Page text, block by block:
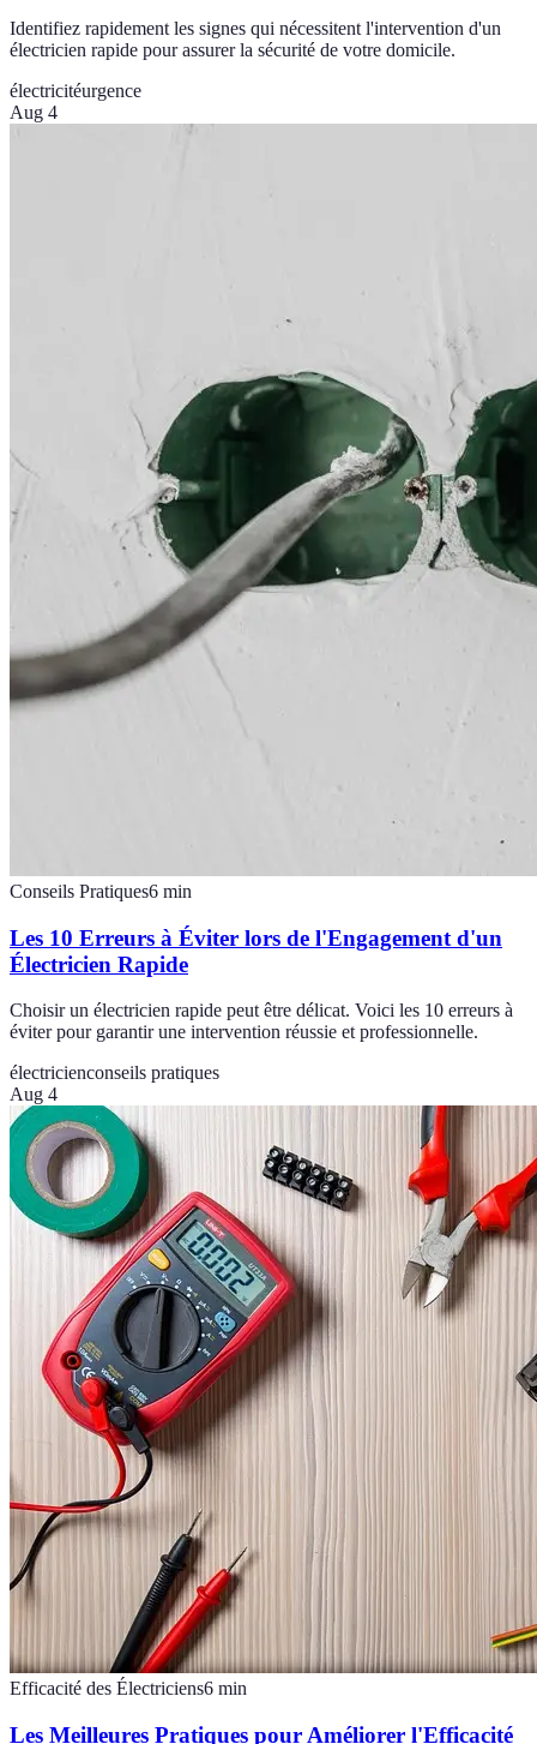
Identifiez rapidement les signes qui nécessitent l'intervention d'un
électricien rapide pour assurer la sécurité de votre domicile.
électricitéurgence
Aug 4
Conseils Pratiques6 min
Les 10 Erreurs à Éviter lors de l'Engagement d'un
Électricien Rapide
Choisir un électricien rapide peut être délicat. Voici les 10 erreurs à
éviter pour garantir une intervention réussie et professionnelle.
électricienconseils pratiques
Aug 4
Efficacité des Électriciens6 min
Les Meilleures Pratiques pour Améliorer l'Efficacité